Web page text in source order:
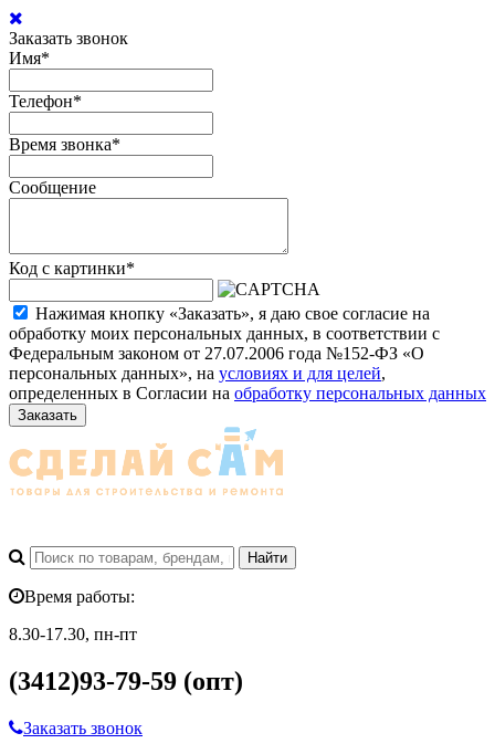
Заказать звонок
Имя*
Телефон*
Время звонка*
Сообщение
Код с картинки*
Нажимая кнопку «Заказать», я даю свое согласие на
обработку моих персональных данных, в соответствии с
Федеральным законом от 27.07.2006 года №152-ФЗ «О
персональных данных», на условиях и для целей,
определенных в Согласии на обработку персональных данных
Заказать
Время работы:
8.30-17.30, пн-пт
(3412)93-79-59 (опт)
Заказать звонок